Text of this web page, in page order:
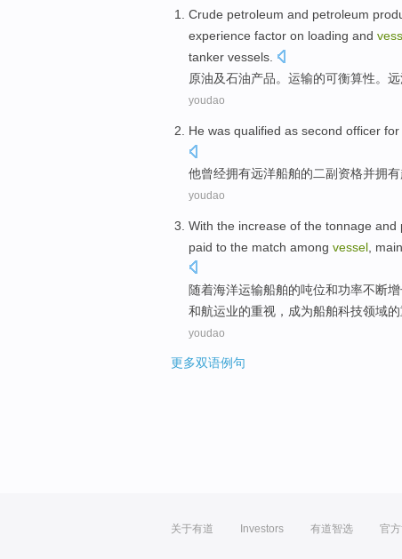
Crude petroleum and petroleum
experience factor on loading and
tanker vessels.
原油及石油产品。 运输的可衡算性。
youdao
He was qualified as second officer for
他曾经拥有远洋船舶的二副 资格并拥有
youdao
With the increase of the tonnage and
paid to the match among vessel main
随着海洋运输船舶的吨位和功率不断
和航运业的重视，成为船舶科技领域的
youdao
更多双语例句
关于有道 Investors 有道智选 官